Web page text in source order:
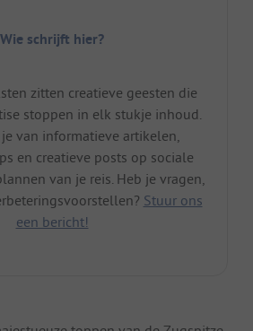
Wie schrijft hier?
zitten creatieve geesten die
stoppen in elk stukje inhoud.
van informatieve artikelen,
en creatieve posts op sociale
van je reis. Heb je vragen,
Stuur ons
een bericht!